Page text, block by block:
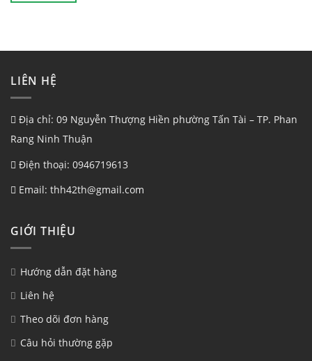
LIÊN HỆ
Địa chỉ: 09 Nguyễn Thượng Hiền phường Tấn Tài – TP. Phan
Rang Ninh Thuận
Điện thoại: 0946719613
Email: thh42th@gmail.com
GIỚI THIỆU
Hướng dẫn đặt hàng
Liên hệ
Theo dõi đơn hàng
Câu hỏi thường gặp